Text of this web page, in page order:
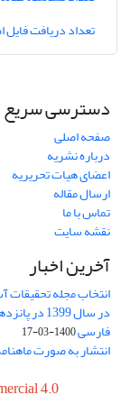
تعداد دریافت فایل
دسترسی سریع
صفحه اصلی
درباره نشریه
اعضای هیات تحریریه
ارسال مقاله
تماس با ما
نقشه سایت
آخرین اخبار
انتخاب مجله تحقیقات
در سال
فارسی1400-03-17
انتشار به صورت
4.0